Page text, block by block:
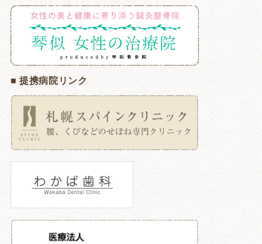
■ 提携病院リンク